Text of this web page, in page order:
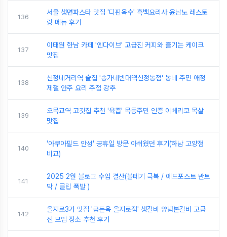
136
서울 생면파스타 맛집 '디핀옥수' 흑백요리사 윤남노 레스토
랑 메뉴 후기
137
이태원 한남 카페 '엔다이브' 고급진 커피와 즐기는 케이크
맛집
138
신정네거리역 술집 '송가네빈대떡신정동점' 동네 주민 애정
제철 안주 요리 주점 강추
139
오목교역 고깃집 추천 '육즙' 목동주민 인증 이베리코 목살
맛집
140
'아쿠아필드 안성' 공휴일 방문 아쉬웠던 후기(하남 고양점
비교)
141
2025 2월 블로그 수입 결산(블테기 극복 / 에드포스트 반토
막 / 클립 폭발 )
142
을지로3가 맛집 '금돈옥 을지로점' 생갈비 양념본갈비 고급
진 모임 장소 추천 후기